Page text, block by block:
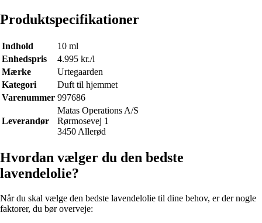
Produktspecifikationer
Indhold
10 ml
Enhedspris
4.995 kr./l
Mærke
Urtegaarden
Kategori
Duft til hjemmet
Varenummer 997686
Leverandør
Matas Operations A/S
Rørmosevej 1
3450 Allerød
Hvordan vælger du den bedste
lavendelolie?
Når du skal vælge den bedste lavendelolie til dine behov, er der nogle
faktorer, du bør overveje: